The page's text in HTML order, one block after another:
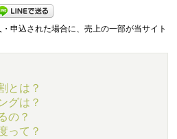
申込された場合に、売上の一部が当サイト
とは？
グは？
の？
って？